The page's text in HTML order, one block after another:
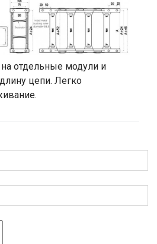
отдельные модули и
цепи. Легко